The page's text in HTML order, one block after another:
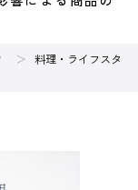
料理・ライフスタ